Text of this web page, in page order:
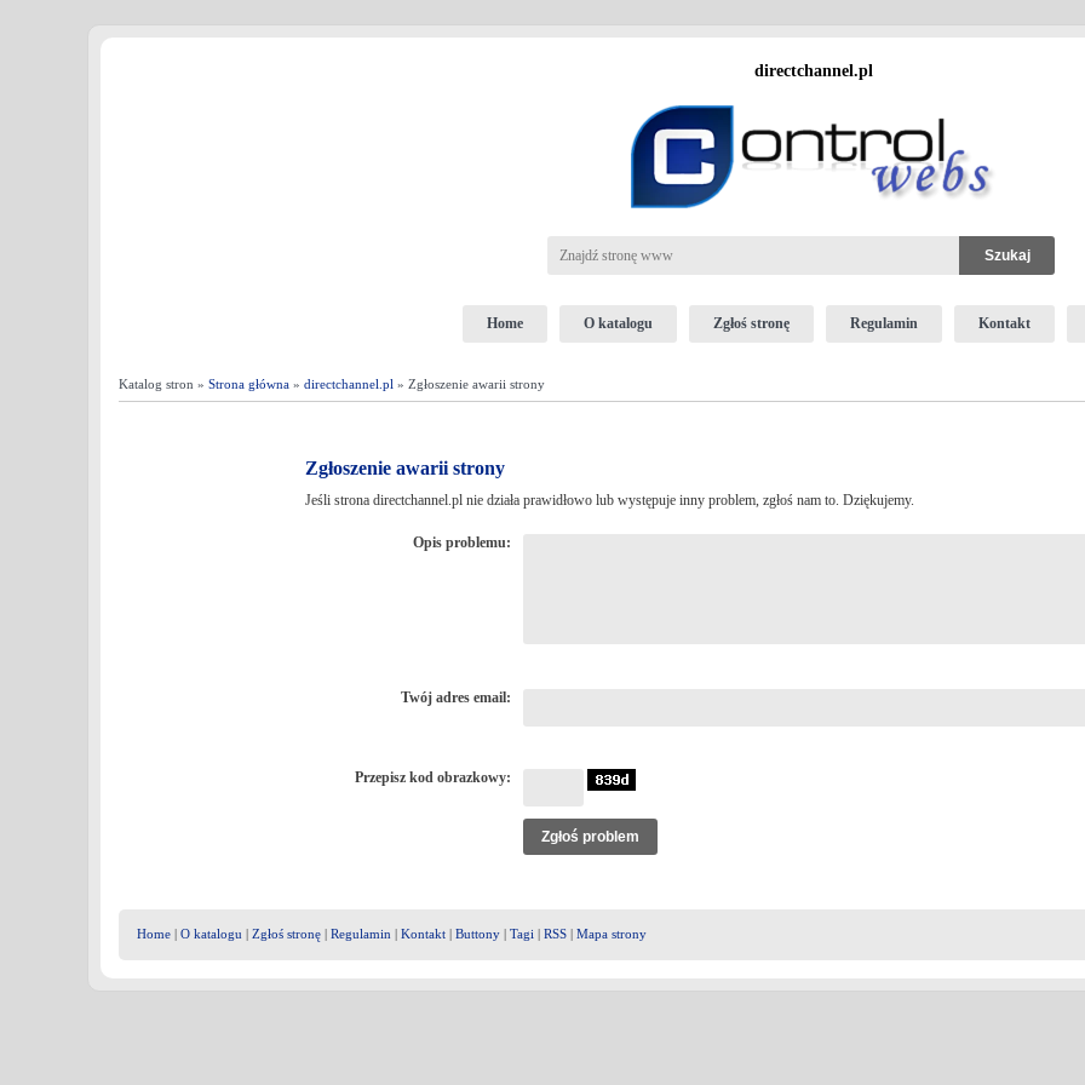
directchannel.pl
Home O katalogu Zgłoś stronę Regulamin Kontakt
Katalog stron » Strona główna » directchannel.pl » Zgłoszenie awarii strony
Zgłoszenie awarii strony
Jeśli strona directchannel.pl nie działa prawidłowo lub występuje inny problem, zgłoś nam to. Dziękujemy.
Opis problemu:
Twój adres email:
Przepisz kod obrazkowy:
Home O katalogu Zgłoś stronę Regulamin Kontakt Buttony Tagi RSS Mapa strony